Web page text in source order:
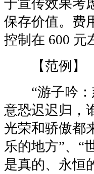
于宣传效果考
保存价值。费
控制在 600 元
【范例】
“游子吟：
意恐迟迟归，
光荣和骄傲都
乐的地方”、“
是真的、永恒